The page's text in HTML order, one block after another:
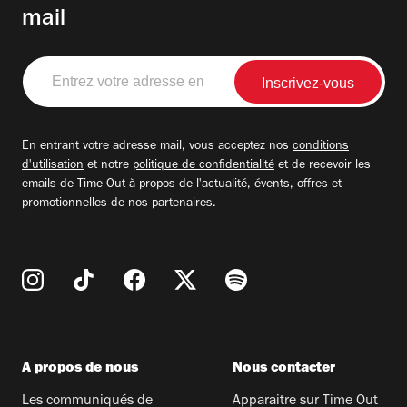
mail
Entrez
votre
adresse
En entrant votre adresse mail, vous acceptez nos conditions
d'utilisation et notre politique de confidentialité et de recevoir les
emails de Time Out à propos de l'actualité, évents, offres et
promotionnelles de nos partenaires.
A propos de nous
Les communiqués de
Nous contacter
Apparaitre sur Time Out